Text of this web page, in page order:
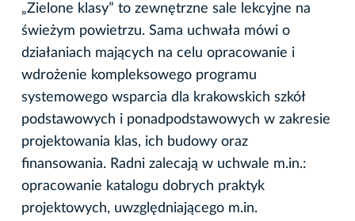
„Zielone klasy” to zewnętrzne sale lekcyjne na
świeżym powietrzu. Sama uchwała mówi o
działaniach mających na celu opracowanie i
wdrożenie kompleksowego programu
systemowego wsparcia dla krakowskich szkół
podstawowych i ponadpodstawowych w zakresie
projektowania klas, ich budowy oraz
finansowania. Radni zalecają w uchwale m.in.:
opracowanie katalogu dobrych praktyk
projektowych, uwzględniającego m.in.